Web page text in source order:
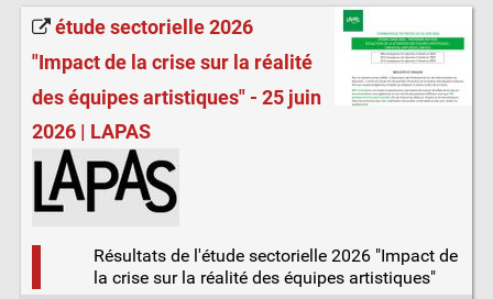
étude sectorielle 2026
"Impact de la crise sur la réalité
des équipes artistiques" - 25 juin
2026 | LAPAS
Résultats de l'étude sectorielle 2026 "Impact de
la crise sur la réalité des équipes artistiques"